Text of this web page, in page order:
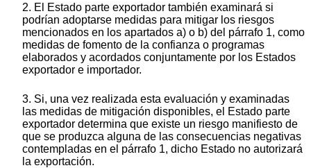
2. El Estado parte exportador también examinará si
podrían adoptarse medidas para mitigar los riesgos
mencionados en los apartados a) o b) del párrafo 1, como
medidas de fomento de la confianza o programas
elaborados y acordados conjuntamente por los Estados
exportador e importador.
3. Si, una vez realizada esta evaluación y examinadas
las medidas de mitigación disponibles, el Estado parte
exportador determina que existe un riesgo manifiesto de
que se produzca alguna de las consecuencias negativas
contempladas en el párrafo 1, dicho Estado no autorizará
la exportación.